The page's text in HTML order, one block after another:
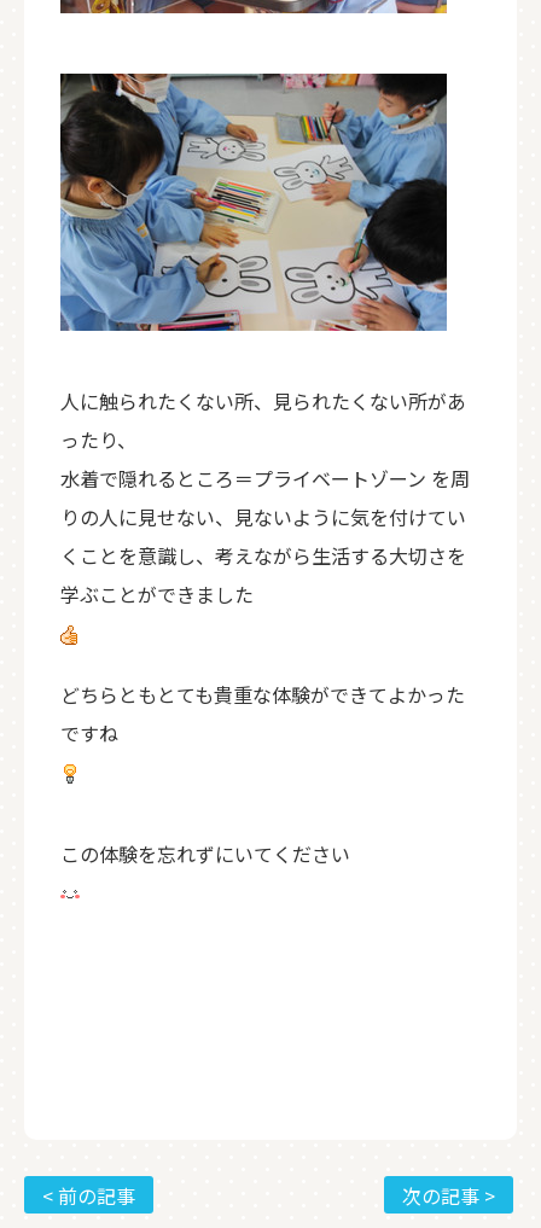
人に触られたくない所、見られたくない所があ
ったり、
水着で隠れるところ＝プライベートゾーン を周
りの人に見せない、見ないように気を付けてい
くことを意識し、考えながら生活する大切さを
学ぶことができました
どちらともとても貴重な体験ができてよかった
ですね
この体験を忘れずにいてください
< 前の記事 次の記事 >